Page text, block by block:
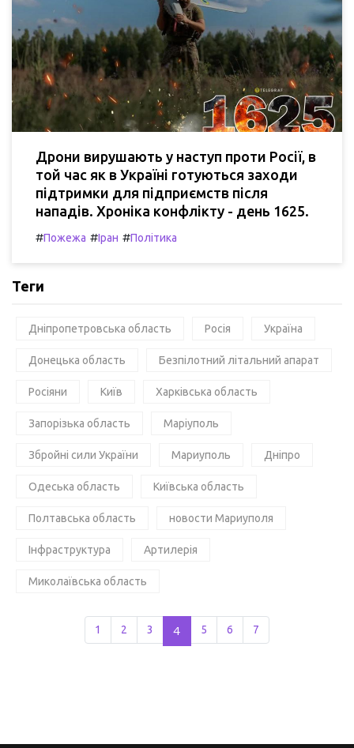
Дрони вирушають у наступ проти Росії, в
той час як в Україні готуються заходи
підтримки для підприємств після
нападів. Хроніка конфлікту - день 1625.
#Пожежа #Іран #Політика
Теги
Дніпропетровська область Росія Україна
Донецька область Безпілотний літальний апарат
Росіяни Київ Харківська область
Запорізька область Маріуполь
Збройні сили України Мариуполь Дніпро
Одеська область Київська область
Полтавська область новости Мариуполя
Інфраструктура Артилерія
Миколаївська область
1 2 3 4 5 6 7